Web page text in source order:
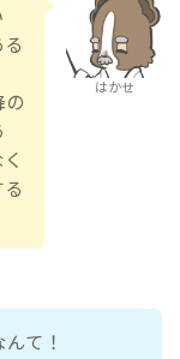
はかせ
て！